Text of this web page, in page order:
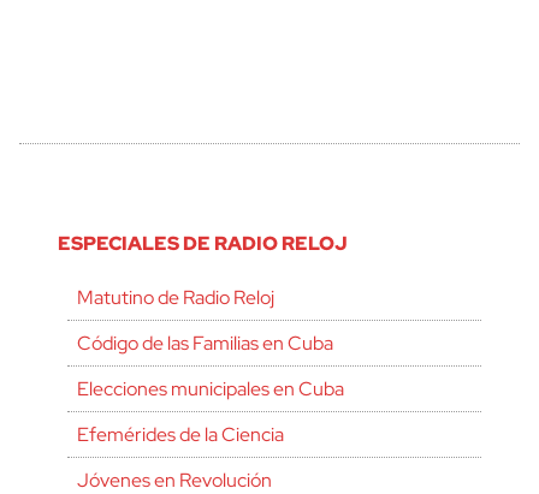
ESPECIALES DE RADIO RELOJ
Matutino de Radio Reloj
Código de las Familias en Cuba
Elecciones municipales en Cuba
Efemérides de la Ciencia
Jóvenes en Revolución